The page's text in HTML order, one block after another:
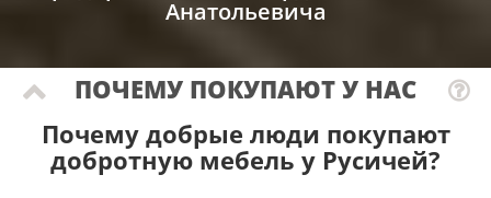
Анатольевича
ПОЧЕМУ ПОКУПАЮТ У НАС
Почему добрые люди покупают
добротную мебель у Русичей?